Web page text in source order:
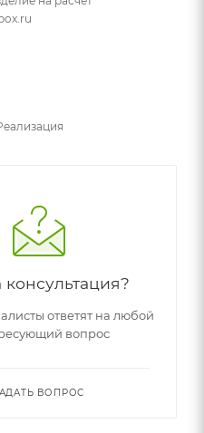
ответят на любой
вопрос
ВОПРОС